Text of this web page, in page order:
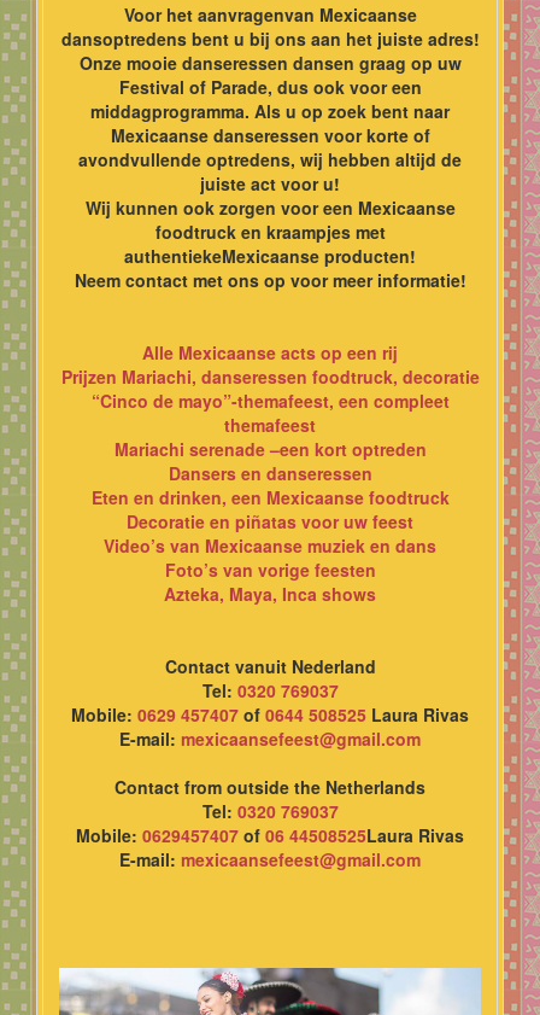
Voor het aanvragenvan Mexicaanse
dansoptredens bent u bij ons aan het juiste adres!
Onze mooie danseressen dansen graag op uw
Festival of Parade, dus ook voor een
middagprogramma. Als u op zoek bent naar
Mexicaanse danseressen voor korte of
avondvullende optredens, wij hebben altijd de
juiste act voor u!
Wij kunnen ook zorgen voor een Mexicaanse
foodtruck en kraampjes met
authentiekeMexicaanse producten!
Neem contact met ons op voor meer informatie!
Alle Mexicaanse acts op een rij
Prijzen Mariachi, danseressen foodtruck, decoratie
“Cinco de mayo”-themafeest, een compleet
themafeest
Mariachi serenade –een kort optreden
Dansers en danseressen
Eten en drinken, een Mexicaanse foodtruck
Decoratie en piñatas voor uw feest
Video’s van Mexicaanse muziek en dans
Foto’s van vorige feesten
Azteka, Maya, Inca shows
Contact vanuit Nederland
Tel: 0320 769037
Mobile: 0629 457407 of 0644 508525 Laura Rivas
E-mail: mexicaansefeest@gmail.com
Contact from outside the Netherlands
Tel: 0320 769037
Mobile: 0629457407 of 06 44508525Laura Rivas
E-mail: mexicaansefeest@gmail.com